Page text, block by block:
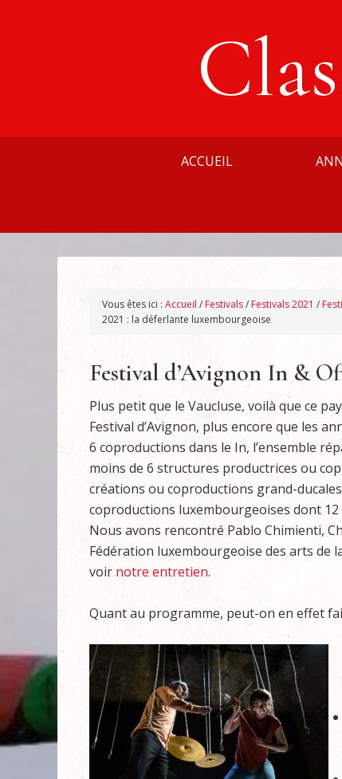
ACCUEIL
Vous êtes ici : Accueil / Festivals/ Festivals 2021 /
2021 : la déferlante luxembourgeoise
Festival d’Avignon In &
Plus petit que le Vaucluse, voilà que ce
Festival d’Avignon, plus encore que les
6 coproductions dans le In, l’ensemble
moins de 6 structures productrices ou
créations ou coproductions grand-
coproductions luxembourgeoises dont
Nous avons rencontré Pablo Chimienti,
Fédération luxembourgeoise des arts de
voir notre entretien.
Quant au programme, peut-on en effet